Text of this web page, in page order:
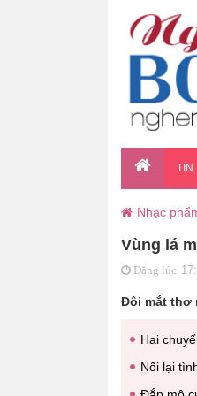
TIN
Nhạc
Vùng lá
Đăng lúc
Đôi mắt thơ
Hai
Nối lại